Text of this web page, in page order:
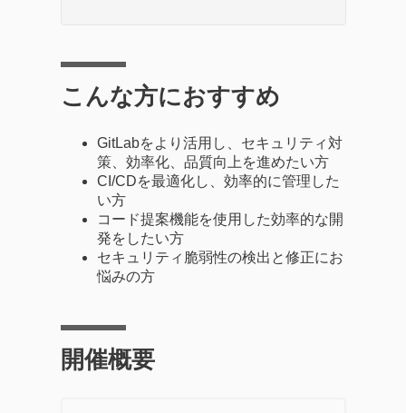
こんな方におすすめ
GitLabをより活用し、セキュリティ対
策、効率化、品質向上を進めたい方
CI/CDを最適化し、効率的に管理した
い方
コード提案機能を使用した効率的な開
発をしたい方
セキュリティ脆弱性の検出と修正にお
悩みの方
開催概要